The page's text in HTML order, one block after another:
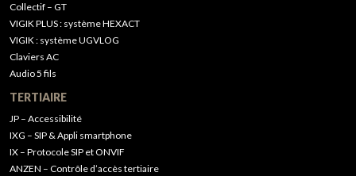
Collectif – GT
VIGIK PLUS : système HEXACT
VIGIK : système UGVLOG
Claviers AC
Audio 5 fils
TERTIAIRE
JP – Accessibilité
IXG – SIP & Appli smartphone
IX – Protocole SIP et ONVIF
ANZEN – Contrôle d’accès tertiaire